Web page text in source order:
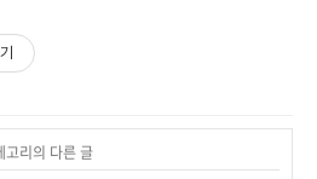
고리의 다른 글